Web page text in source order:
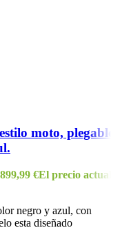
moto, plegable
899,99 €El precio actual
negro y azul, con
esta diseñado